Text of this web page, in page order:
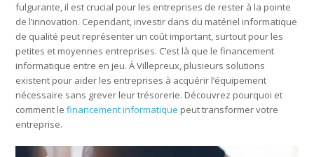
fulgurante, il est crucial pour les entreprises de rester à la pointe
de l’innovation. Cependant, investir dans du matériel informatique
de qualité peut représenter un coût important, surtout pour les
petites et moyennes entreprises. C’est là que le financement
informatique entre en jeu. À Villepreux, plusieurs solutions
existent pour aider les entreprises à acquérir l’équipement
nécessaire sans grever leur trésorerie. Découvrez pourquoi et
comment le financement informatique peut transformer votre
entreprise.